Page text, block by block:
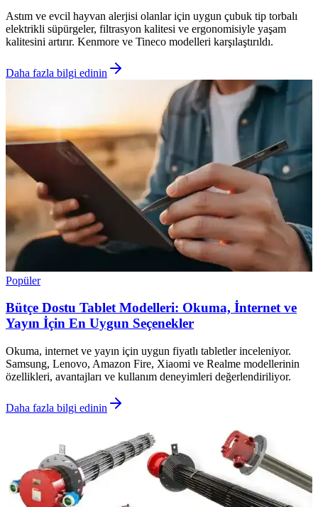
Astım ve evcil hayvan alerjisi olanlar için uygun çubuk tip torbalı
elektrikli süpürgeler, filtrasyon kalitesi ve ergonomisiyle yaşam
kalitesini artırır. Kenmore ve Tineco modelleri karşılaştırıldı.
Daha fazla bilgi edinin
Popüler
Bütçe Dostu Tablet Modelleri: Okuma, İnternet ve
Yayın İçin En Uygun Seçenekler
Okuma, internet ve yayın için uygun fiyatlı tabletler inceleniyor.
Samsung, Lenovo, Amazon Fire, Xiaomi ve Realme modellerinin
özellikleri, avantajları ve kullanım deneyimleri değerlendiriliyor.
Daha fazla bilgi edinin